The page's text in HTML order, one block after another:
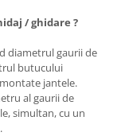
/ ghidare ?
diametrul gaurii de
butucului
jantele.
al gaurii de
simultan, cu un